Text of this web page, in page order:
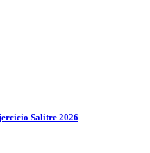
Salitre 2026